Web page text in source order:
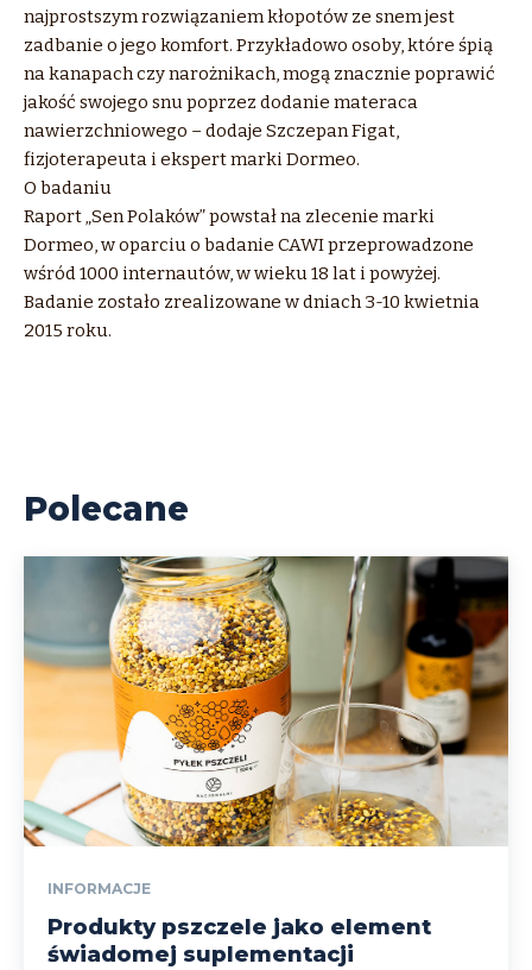
najprostszym rozwiązaniem kłopotów ze snem jest
zadbanie o jego komfort. Przykładowo osoby, które śpią
na kanapach czy narożnikach, mogą znacznie poprawić
jakość swojego snu poprzez dodanie materaca
nawierzchniowego – dodaje Szczepan Figat,
fizjoterapeuta i ekspert marki Dormeo.
O badaniu
Raport „Sen Polaków” powstał na zlecenie marki
Dormeo, w oparciu o badanie CAWI przeprowadzone
wśród 1000 internautów, w wieku 18 lat i powyżej.
Badanie zostało zrealizowane w dniach 3-10 kwietnia
2015 roku.
Polecane
INFORMACJE
Produkty pszczele jako element
świadomej suplementacji